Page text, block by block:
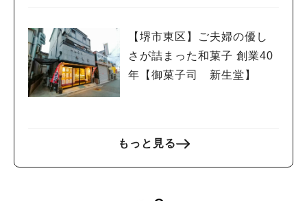
【堺市東区】ご夫婦の優し
さが詰まった和菓子 創業40
年【御菓子司 新生堂】
もっと見る